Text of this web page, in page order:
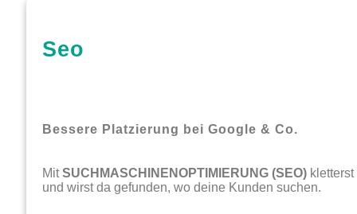
Seo
Bessere Platzierung bei Google & Co.
MitSUCHMASCHINENOPTIMIERUNG (SEO)
und wirst da gefunden, wo deine Kunden suchen.